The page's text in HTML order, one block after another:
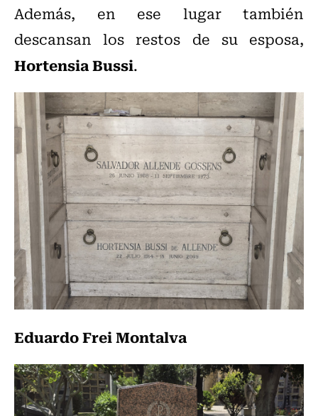
Además, en ese lugar también
descansan los restos de su esposa,
Hortensia Bussi.
Eduardo Frei Montalva